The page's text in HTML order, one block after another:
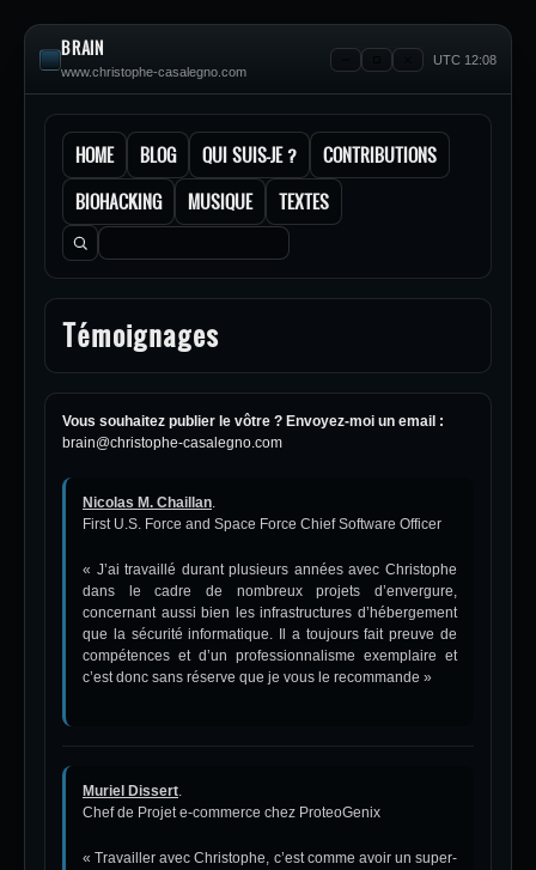
BRAIN
www.christophe-casalegno.com
UTC 12:08
HOME BLOG QUI SUIS-JE ?
CONTRIBUTIONS
BIOHACKING
MUSIQUE TEXTES
Rechercher :
Témoignages
Vous souhaitez publier le vôtre ? Envoyez-moi un email :
brain@christophe-casalegno.com
Nicolas M. Chaillan.
First U.S. Force and Space Force Chief Software Officer
« J’ai travaillé durant plusieurs années avec Christophe
dans le cadre de nombreux projets d’envergure,
concernant aussi bien les infrastructures d’hébergement
que la sécurité informatique. Il a toujours fait preuve de
compétences et d’un professionnalisme exemplaire et
c’est donc sans réserve que je vous le recommande »
Muriel Dissert.
Chef de Projet e-commerce chez ProteoGenix
« Travailler avec Christophe, c’est comme avoir un super-